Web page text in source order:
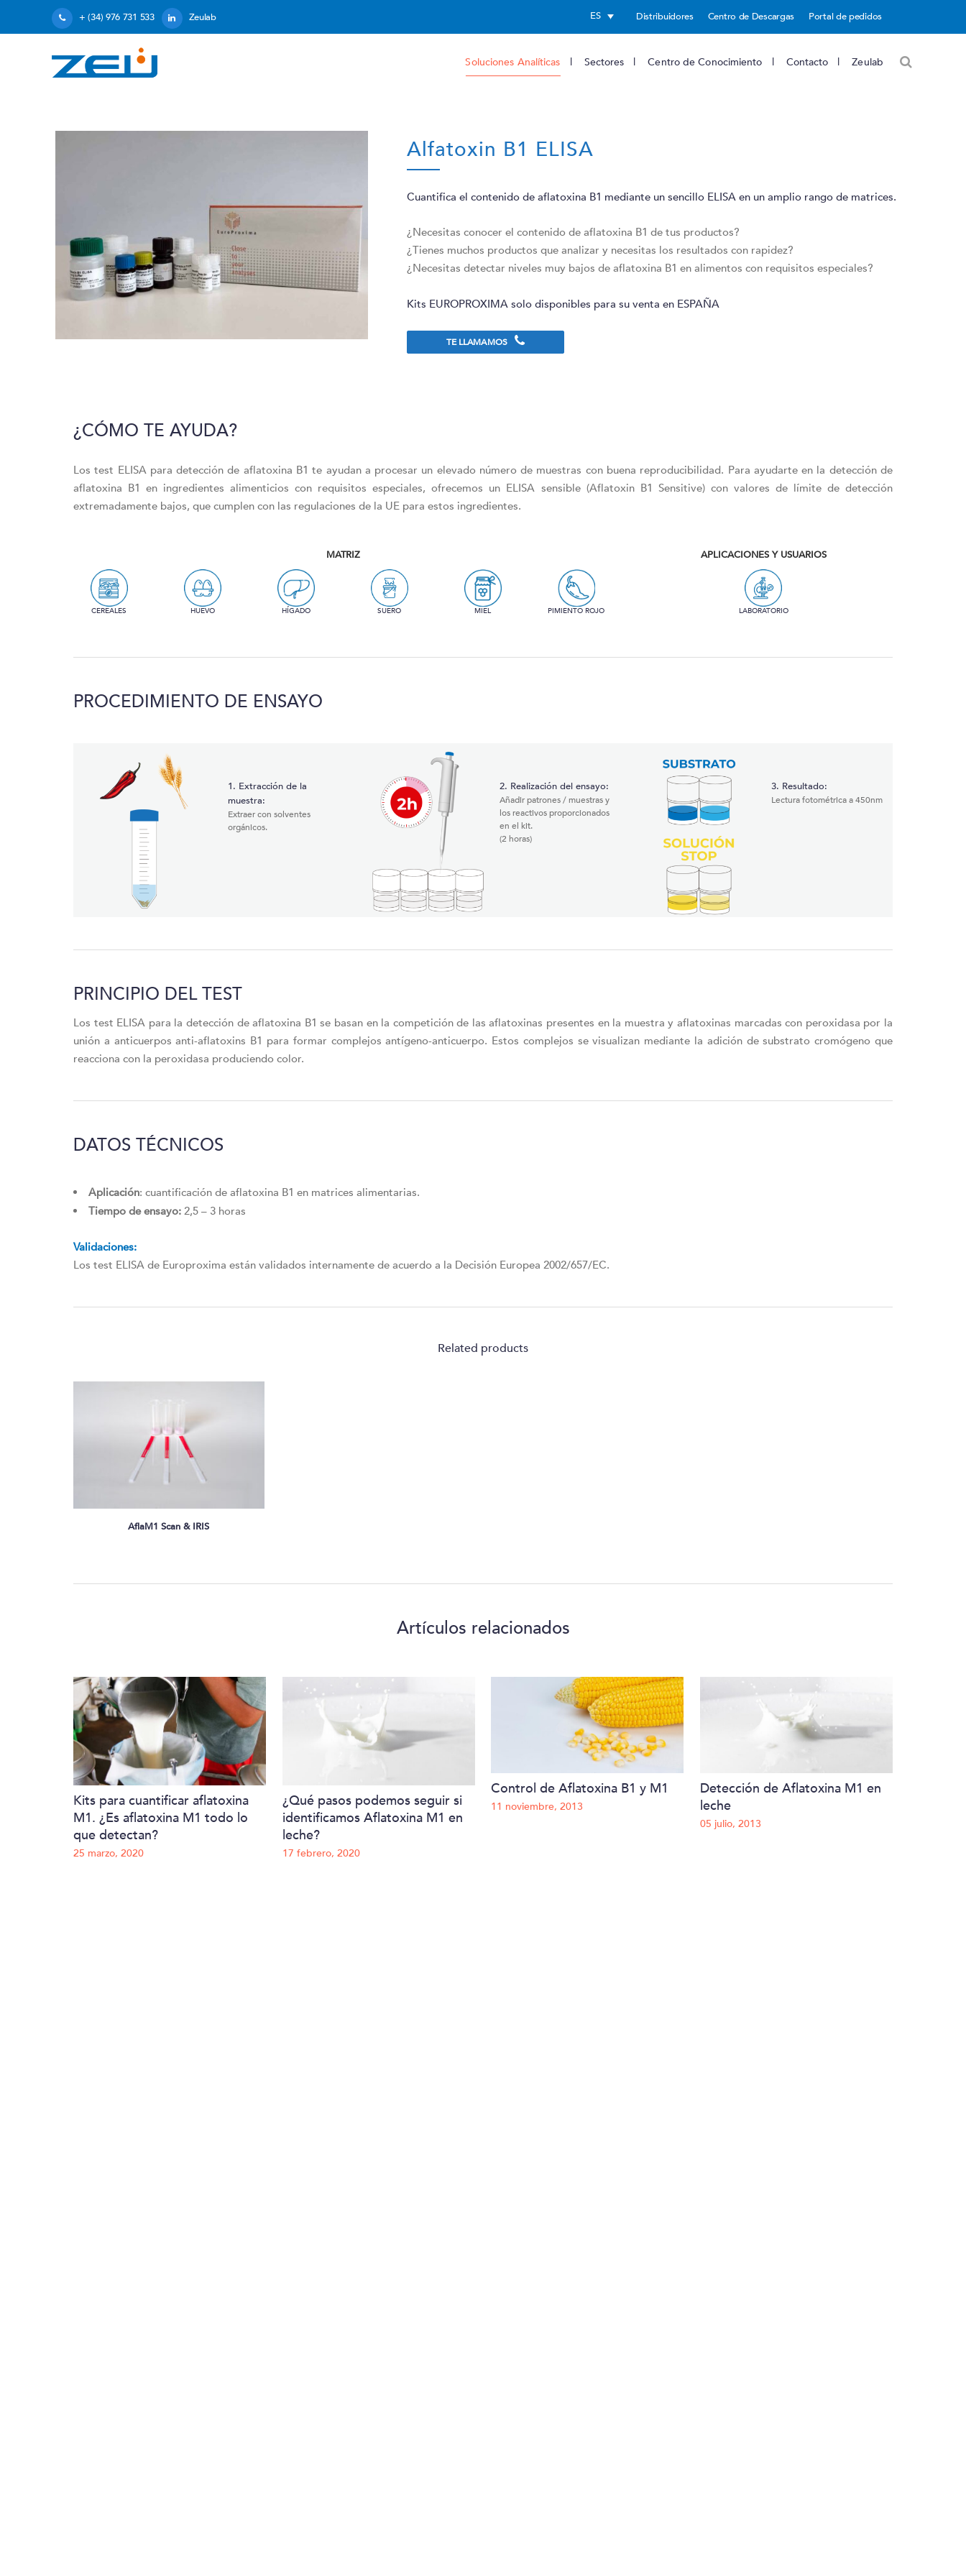
+ (34) 976 731 533 Zeulab ES Distribuidores Centro de Descargas Portal de pedidos
Soluciones Analíticas Sectores Centro de Conocimiento Contacto Zeulab
Alfatoxin B1 ELISA
Cuantifica el contenido de aflatoxina B1 mediante un sencillo ELISA en un amplio rango de matrices.
¿Necesitas conocer el contenido de aflatoxina B1 de tus productos?
¿Tienes muchos productos que analizar y necesitas los resultados con rapidez?
¿Necesitas detectar niveles muy bajos de aflatoxina B1 en alimentos con requisitos especiales?
Kits EUROPROXIMA solo disponibles para su venta en ESPAÑA
TE LLAMAMOS
¿CÓMO TE AYUDA?
Los test ELISA para detección de aflatoxina B1 te ayudan a procesar un elevado número de muestras con buena reproducibilidad. Para ayudarte en la detección de
aflatoxina B1 en ingredientes alimenticios con requisitos especiales, ofrecemos un ELISA sensible (Aflatoxin B1 Sensitive) con valores de límite de detección
extremadamente bajos, que cumplen con las regulaciones de la UE para estos ingredientes.
MATRIZ
CEREALES HUEVO HÍGADO SUERO MIEL PIMIENTO ROJO
APLICACIONES Y USUARIOS
LABORATORIO
PROCEDIMIENTO DE ENSAYO
1. Extracción de la
muestra:
Extraer con solventes
orgánicos.
2. Realización del ensayo:
Añadir patrones / muestras y
los reactivos proporcionados
en el kit.
(2 horas)
3. Resultado:
Lectura fotométrica a 450nm
PRINCIPIO DEL TEST
Los test ELISA para la detección de aflatoxina B1 se basan en la competición de las aflatoxinas presentes en la muestra y aflatoxinas marcadas con peroxidasa por la
unión a anticuerpos anti-aflatoxins B1 para formar complejos antígeno-anticuerpo. Estos complejos se visualizan mediante la adición de substrato cromógeno que
reacciona con la peroxidasa produciendo color.
DATOS TÉCNICOS
Aplicación: cuantificación de aflatoxina B1 en matrices alimentarias.
Tiempo de ensayo: 2,5 – 3 horas
Validaciones:
Los test ELISA de Europroxima están validados internamente de acuerdo a la Decisión Europea 2002/657/EC.
Related products
AflaM1 Scan & IRIS
Artículos relacionados
Kits para cuantificar aflatoxina
M1. ¿Es aflatoxina M1 todo lo
que detectan?
25 marzo, 2020
¿Qué pasos podemos seguir si
identificamos Aflatoxina M1 en
leche?
17 febrero, 2020
Control de Aflatoxina B1 y M1
11 noviembre, 2013
Detección de Aflatoxina M1 en
leche
05 julio, 2013